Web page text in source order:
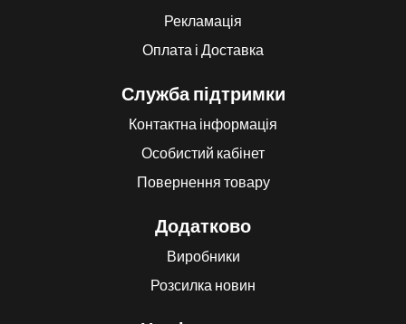
Рекламація
Оплата і Доставка
Служба підтримки
Контактна інформація
Особистий кабінет
Повернення товару
Додатково
Виробники
Розсилка новин